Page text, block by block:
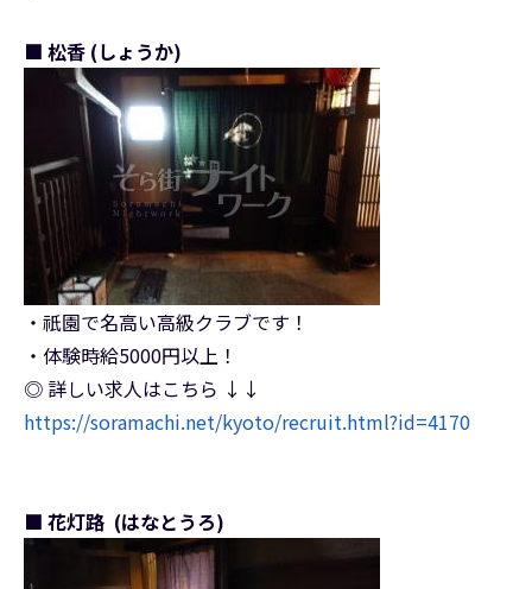
■ 松香 (しょうか)
・祇園で名高い高級クラブです！
・体験時給5000円以上！
◎ 詳しい求人はこちら ↓↓
https://soramachi.net/kyoto/recruit.html?id=4170
■ 花灯路 (はなとうろ)